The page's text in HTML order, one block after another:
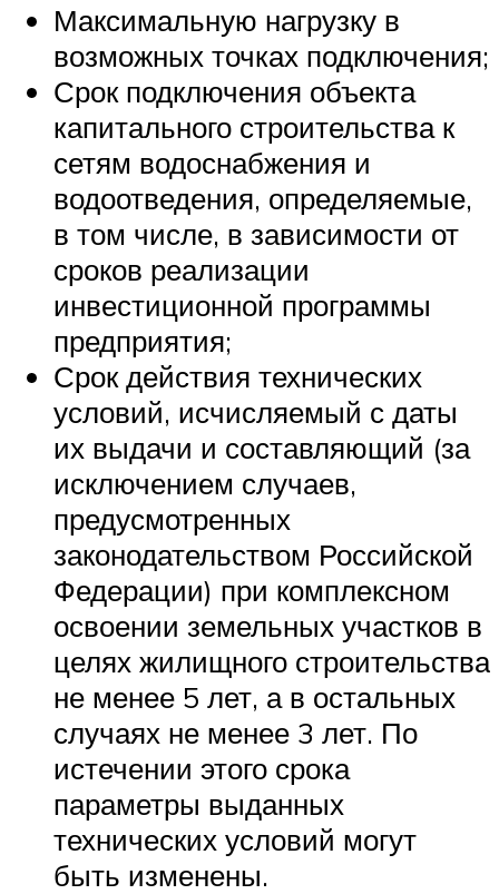
Максимальную нагрузку в
возможных точках подключения;
Срок подключения объекта
капитального строительства к
сетям водоснабжения и
водоотведения, определяемые,
в том числе, в зависимости от
сроков реализации
инвестиционной программы
предприятия;
Срок действия технических
условий, исчисляемый с даты
их выдачи и составляющий (за
исключением случаев,
предусмотренных
законодательством Российской
Федерации) при комплексном
освоении земельных участков в
целях жилищного строительства
не менее 5 лет, а в остальных
случаях не менее 3 лет. По
истечении этого срока
параметры выданных
технических условий могут
быть изменены.